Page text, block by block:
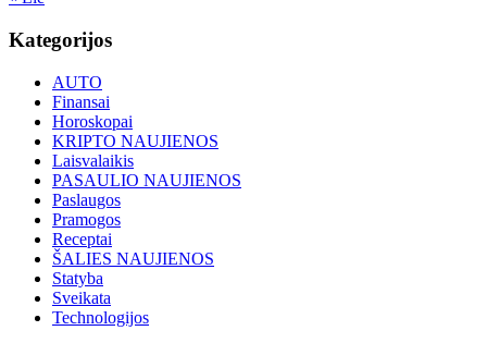
Kategorijos
AUTO
Finansai
Horoskopai
KRIPTO NAUJIENOS
Laisvalaikis
PASAULIO NAUJIENOS
Paslaugos
Pramogos
Receptai
ŠALIES NAUJIENOS
Statyba
Sveikata
Technologijos